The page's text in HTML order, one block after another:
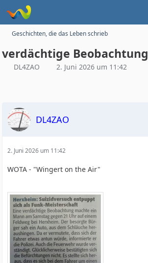
Geschichten, die das Leben schrieb
verdächtige Beobachtung
DL4ZAO 2. Juni 2026 um 11:42
DL4ZAO
2. Juni 2026 um 11:42
WOTA - "Wingert on the Air"